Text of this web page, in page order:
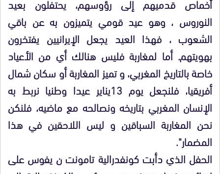
النوروس ، وهو عيد قومي يتميزون به عن باقي
الشعوب ، فهذا العيد يجعل الإيرانيين يفتخرون
بهويتهم. أما لمغاربة فليس هنالك أي من الأعياد
خاصة بالتاريخ المغربي، و تميز المغاربة أو سكان شمال
أفريقيا، فلنجعل يوم 13يناير عيدا وطنيا نربط به
الإنسان المغربي بتاريخه ونصالحه مع ماضيه، فلنكن
نحن المغاربة السباقين و ليس اللاحقين في هذا
المضمار".
الحفل الذي دأبت كونفدرالية تامونت ن يفوس على